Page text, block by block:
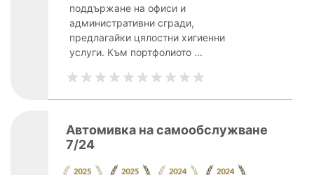
поддържане на офиси и
административни сгради,
предлагайки цялостни хигиенни
услуги. Към портфолиото ...
Автомивка на самообслужване
7/24